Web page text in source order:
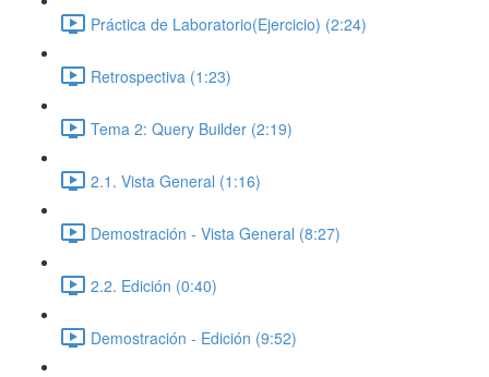
Práctica de Laboratorio(Ejercicio) (2:24)
Retrospectiva (1:23)
Tema 2: Query Builder (2:19)
2.1. Vista General (1:16)
Demostración - Vista General (8:27)
2.2. Edición (0:40)
Demostración - Edición (9:52)